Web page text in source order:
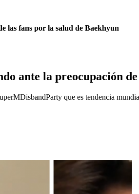
las fans por la salud de Baekhyun
ante la preocupación
que es tendencia